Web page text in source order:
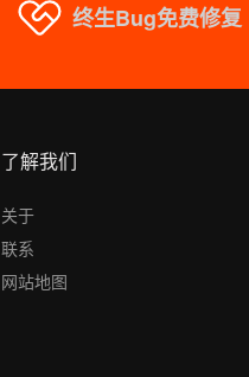
终生Bug免费修复
了解我们
关于
联系
网站地图